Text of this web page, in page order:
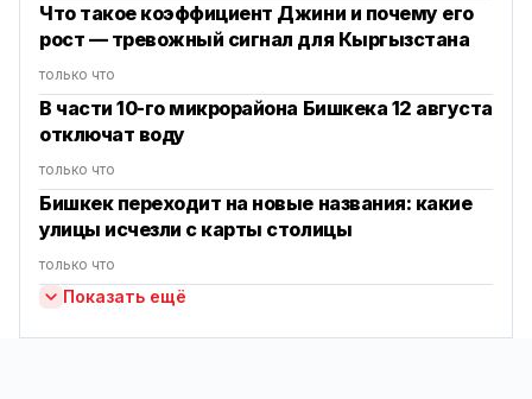
Что такое коэффициент Джини и почему его
рост — тревожный сигнал для Кыргызстана
только что
В части 10-го микрорайона Бишкека 12 августа
отключат воду
только что
Бишкек переходит на новые названия: какие
улицы исчезли с карты столицы
только что
Показать ещё